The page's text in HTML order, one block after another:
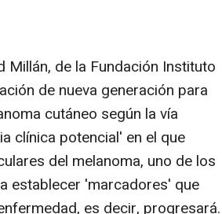
de la Fundación Instituto
de nueva generación para
cutáneo según la vía
clínica potencial' en el que
del melanoma, uno de los
establecer 'marcadores' que
es decir, progresará.